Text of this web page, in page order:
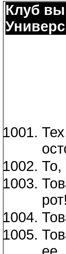
Клуб
То,